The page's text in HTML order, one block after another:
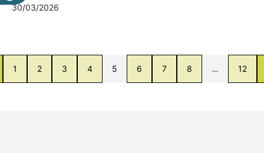
30/03/2026
1 2 3 4 5 6 7 8 … 12